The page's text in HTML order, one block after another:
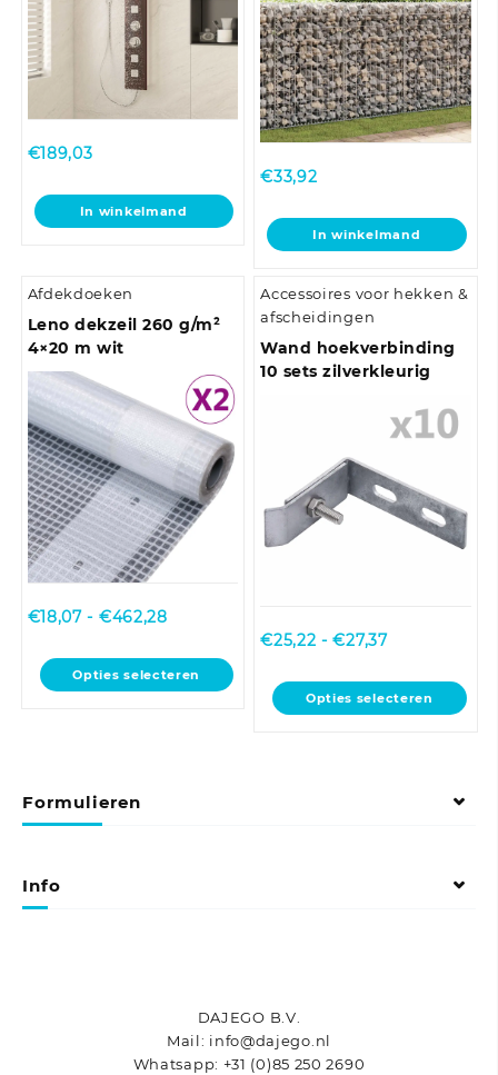
€189,03
In winkelmand
€33,92
In winkelmand
Afdekdoeken
Leno dekzeil 260 g/m²
4×20 m wit
€18,07 - €462,28Prijsklasse:
tot
€462,28
Opties selecteren
Dit
product
optie
kan
worden
Accessoires voor hekken &
afscheidingen
Wand hoekverbinding
10 sets zilverkleurig
€25,22 - €27,37Prijsklasse:
tot
€27,37
Opties selecteren
Dit
product
Formulieren
Info
DAJEGO B.V.
Mail: info@dajego.nl
Whatsapp: +31 (0)85 250 2690